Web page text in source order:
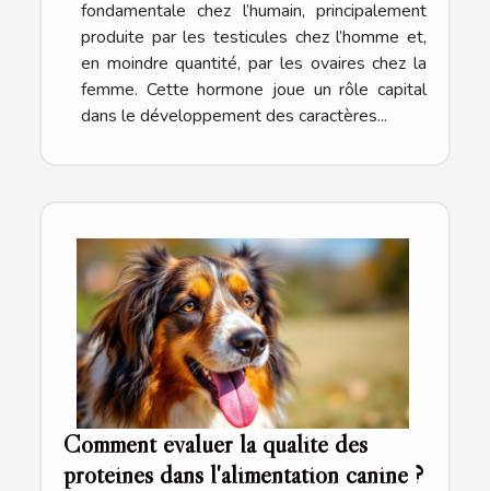
fondamentale chez l’humain, principalement
produite par les testicules chez l’homme et,
en moindre quantité, par les ovaires chez la
femme. Cette hormone joue un rôle capital
dans le développement des caractères...
Comment évaluer la qualité des
protéines dans l'alimentation canine ?